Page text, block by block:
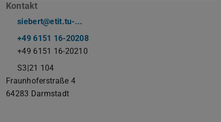
Kontakt
siebert@etit.tu-...
+49 6151 16-20208
+49 6151 16-20210
S3|21 104
Fraunhoferstraße 4
64283 Darmstadt